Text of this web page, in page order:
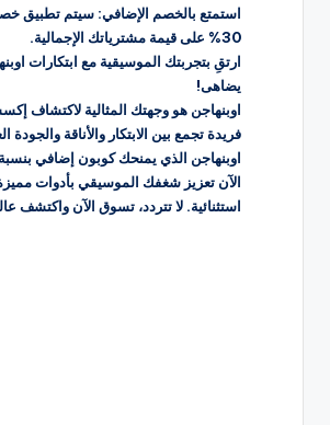
استمتع بالخصم الإضافي: سيتم تطبيق
30% على قيمة مشترياتك الإجمالية.
ارتقِ بتجربتك الموسيقية مع ابتكارات
يضاهى!
اوبنهاجن هو وجهتك المثالية لاكتشاف
فريدة تجمع بين الابتكار والأناقة
الآن تعزيز شغفك الموسيقي بأدوات
استثنائية. لا تتردد، تسوق الآن واكتشف